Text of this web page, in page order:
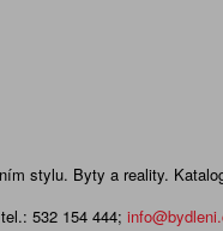
stylu. Byty a reality.
tel.: 532 154 444;